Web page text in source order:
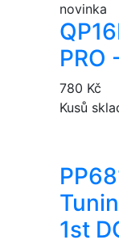
novinka
QP16
PRO
780 Kč
Kusů
1st